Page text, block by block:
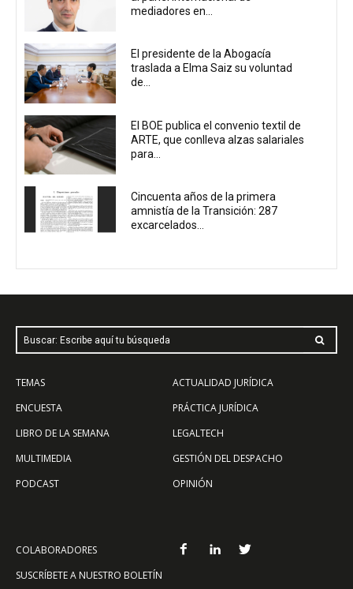
mediadores en...
El presidente de la Abogacía
traslada a Elma Saiz su voluntad
de...
El BOE publica el convenio textil de
ARTE, que conlleva alzas salariales
para...
Cincuenta años de la primera
amnistía de la Transición: 287
excarcelados...
Buscar: Escribe aquí tu búsqueda
TEMAS
ENCUESTA
LIBRO DE LA SEMANA
MULTIMEDIA
PODCAST
ACTUALIDAD JURÍDICA
PRÁCTICA JURÍDICA
LEGALTECH
GESTIÓN DEL DESPACHO
OPINIÓN
COLABORADORES
SUSCRÍBETE A NUESTRO BOLETÍN